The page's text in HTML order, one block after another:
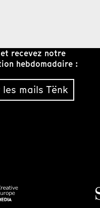
et recevez notre
hebdomadaire :
mails Tënk